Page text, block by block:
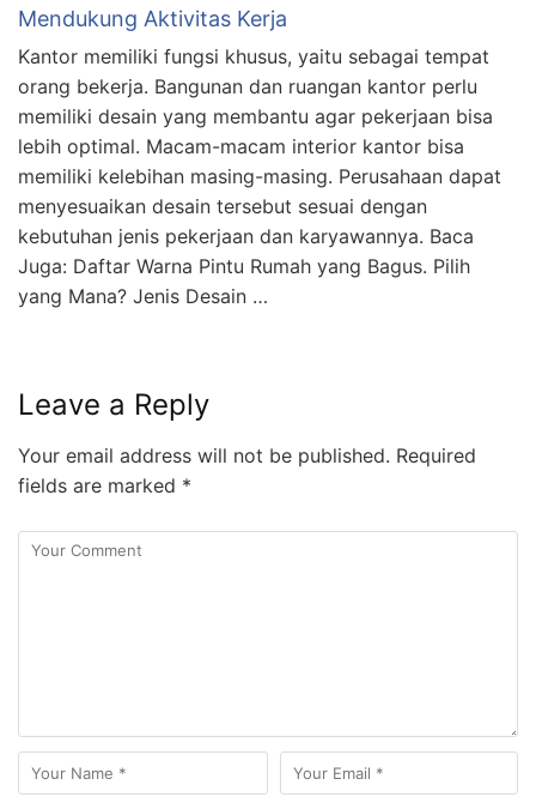
Mendukung Aktivitas Kerja
Kantor memiliki fungsi khusus, yaitu sebagai tempat
orang bekerja. Bangunan dan ruangan kantor perlu
memiliki desain yang membantu agar pekerjaan bisa
lebih optimal. Macam-macam interior kantor bisa
memiliki kelebihan masing-masing. Perusahaan dapat
menyesuaikan desain tersebut sesuai dengan
kebutuhan jenis pekerjaan dan karyawannya. Baca
Juga: Daftar Warna Pintu Rumah yang Bagus. Pilih
yang Mana? Jenis Desain …
Leave a Reply
Your email address will not be published. Required
fields are marked *